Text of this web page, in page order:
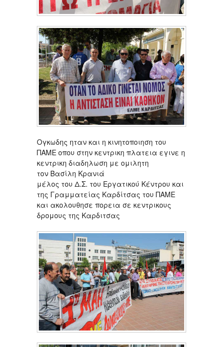
Ογκωδης ηταν και η κινητοποιηση του
ΠΑΜΕ οπου στην κεντρικη πλατεια εγινε η
κεντρικη διαδηλωση με ομιλητη
τον Βασίλη Κρανιά
μέλος του Δ.Σ. του Εργατικού Κέντρου και
της Γραμματείας Καρδίτσας του ΠΑΜΕ
και ακολουθησε πορεια σε κεντρικους
δρομους της Καρδιτσας